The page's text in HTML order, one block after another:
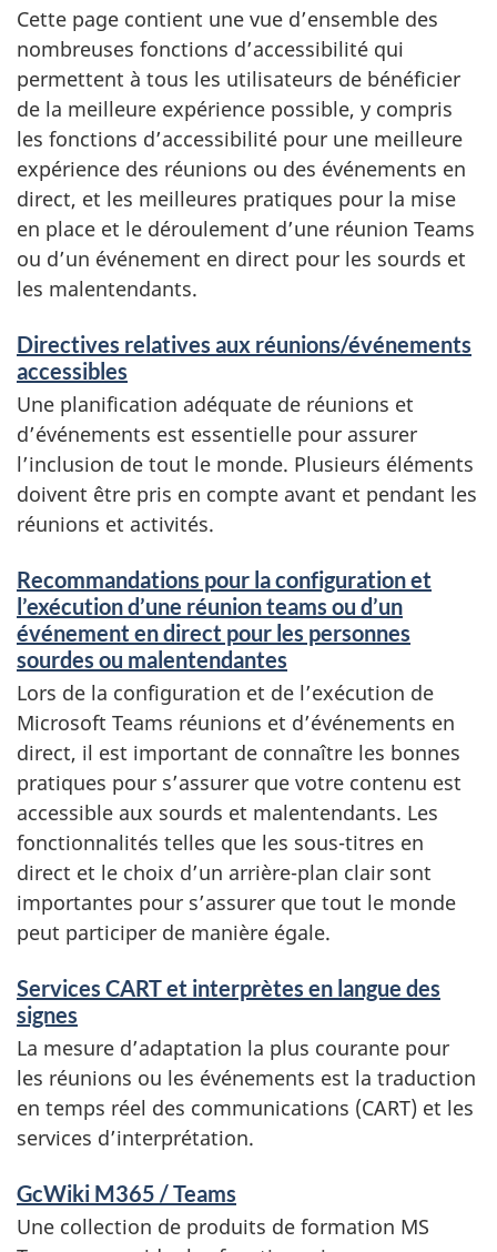
Cette page contient une vue d’ensemble des
nombreuses fonctions d’accessibilité qui
permettent à tous les utilisateurs de bénéficier
de la meilleure expérience possible, y compris
les fonctions d’accessibilité pour une meilleure
expérience des réunions ou des événements en
direct, et les meilleures pratiques pour la mise
en place et le déroulement d’une réunion Teams
ou d’un événement en direct pour les sourds et
les malentendants.
Directives relatives aux réunions/événements
accessibles
Une planification adéquate de réunions et
d’événements est essentielle pour assurer
l’inclusion de tout le monde. Plusieurs éléments
doivent être pris en compte avant et pendant les
réunions et activités.
Recommandations pour la configuration et
l’exécution d’une réunion teams ou d’un
événement en direct pour les personnes
sourdes ou malentendantes
Lors de la configuration et de l’exécution de
Microsoft Teams réunions et d’événements en
direct, il est important de connaître les bonnes
pratiques pour s’assurer que votre contenu est
accessible aux sourds et malentendants. Les
fonctionnalités telles que les sous-titres en
direct et le choix d’un arrière-plan clair sont
importantes pour s’assurer que tout le monde
peut participer de manière égale.
Services CART et interprètes en langue des
signes
La mesure d’adaptation la plus courante pour
les réunions ou les événements est la traduction
en temps réel des communications (CART) et les
services d’interprétation.
GcWiki M365 / Teams
Une collection de produits de formation MS